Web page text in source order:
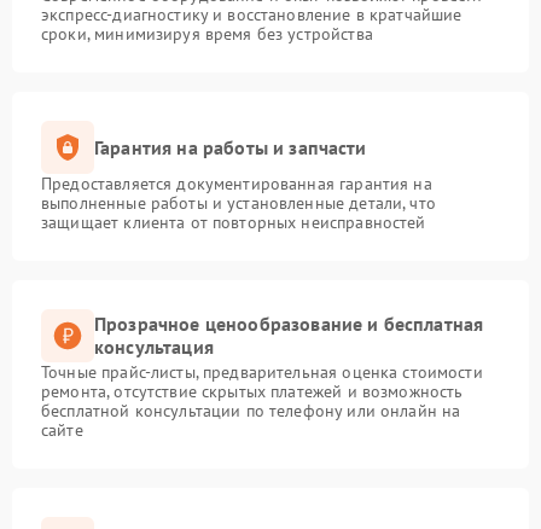
экспресс-диагностику и восстановление в кратчайшие
сроки, минимизируя время без устройства
Гарантия на работы и запчасти
Предоставляется документированная гарантия на
выполненные работы и установленные детали, что
защищает клиента от повторных неисправностей
Прозрачное ценообразование и бесплатная
консультация
Точные прайс-листы, предварительная оценка стоимости
ремонта, отсутствие скрытых платежей и возможность
бесплатной консультации по телефону или онлайн на
сайте